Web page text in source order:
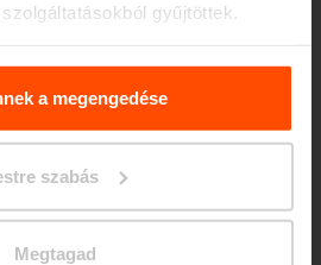
gyűjtöttek.
látogasson el aPrinciples
Personal Data
a megengedése
szabás
Megtagad
park